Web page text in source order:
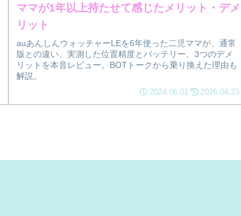
ママが1年以上持たせて感じたメリット・デメ
リット
auあんしんウォッチャーLEを6年使った二児ママが、通常
版との違い、実測した位置精度とバッテリー、3つのデメ
リットを本音レビュー。BOTトークから乗り換えた理由も
解説。
2024.06.01 2026.04.23